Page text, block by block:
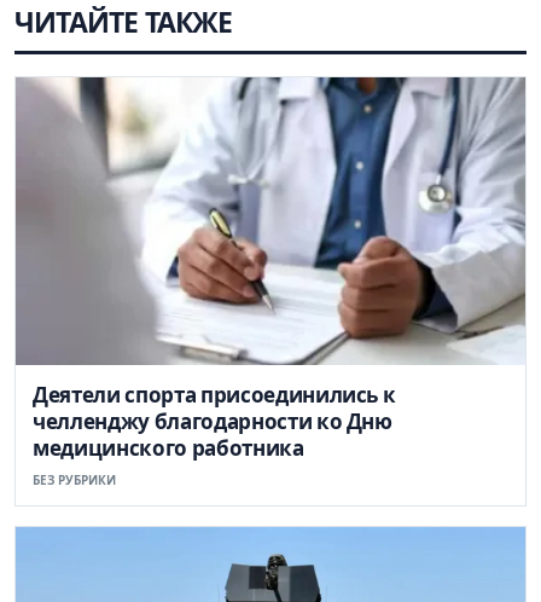
ЧИТАЙТЕ ТАКЖЕ
Деятели спорта присоединились к
челленджу благодарности ко Дню
медицинского работника
БЕЗ РУБРИКИ